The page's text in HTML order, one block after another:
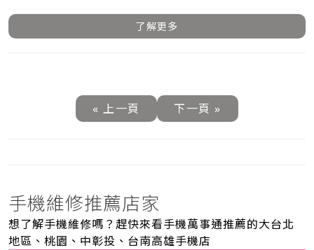
了解更多
« 上一頁 下一頁 »
手機維修推薦店家
想了解手機維修嗎？趕快來看手機萬事通推薦的大台北
地區、桃園、中彰投、台南高雄手機店